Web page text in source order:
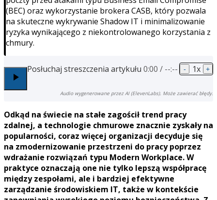
(BEC) oraz wykorzystanie brokera CASB, który pozwala
na skuteczne wykrywanie Shadow IT i minimalizowanie
ryzyka wynikającego z niekontrolowanego korzystania z
chmury.
Posłuchaj streszczenia artykułu 0:00 / --:-- - 1x +
Audio wygenerowane przez AI (ElevenLabs). Może zawierać błędy.
Odkąd na świecie na stałe zagościł trend pracy
zdalnej, a technologie chmurowe znacznie zyskały na
popularności, coraz więcej organizacji decyduje się
na zmodernizowanie przestrzeni do pracy poprzez
wdrażanie rozwiązań typu Modern Workplace. W
praktyce oznaczają one nie tylko lepszą współpracę
między zespołami, ale i bardziej efektywne
zarządzanie środowiskiem IT, także w kontekście